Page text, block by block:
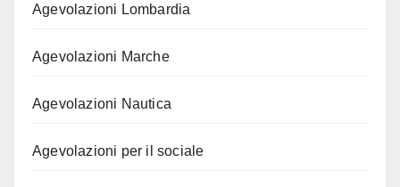
Agevolazioni Lombardia
Agevolazioni Marche
Agevolazioni Nautica
Agevolazioni per il sociale